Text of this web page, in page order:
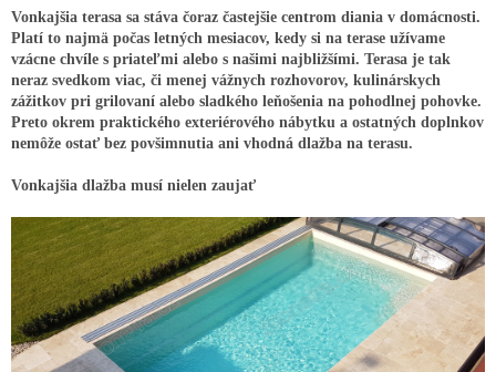
Vonkajšia terasa sa stáva čoraz častejšie centrom diania v domácnosti.
Platí to najmä počas letných mesiacov, kedy si na terase užívame
vzácne chvíle s priateľmi alebo s našimi najbližšími. Terasa je tak
neraz svedkom viac, či menej vážnych rozhovorov, kulinárskych
zážitkov pri grilovaní alebo sladkého leňošenia na pohodlnej pohovke.
Preto okrem praktického exteriérového nábytku a ostatných doplnkov
nemôže ostať bez povšimnutia ani vhodná dlažba na terasu.
Vonkajšia dlažba musí nielen zaujať